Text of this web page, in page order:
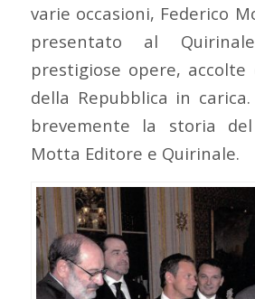
varie occasioni, Federico
presentato al
prestigiose opere, accolte
della Repubblica in
brevemente la storia
Motta Editore e Quirinale.